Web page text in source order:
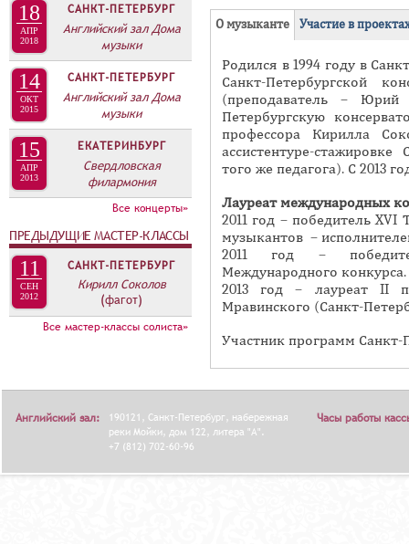
Г
Л
Д
О
П
Л
И
О музыканте(
а
к
т
и
в
н
а
я
в
к
л
а
д
а
)
Участие в
Родился в 1994 году в
Санкт-Петербургской
(преподаватель –
Петербургскую
профессора Кирилла
ассистентуре-
того же педагога). С 2013
Лауреат международных
2011 год – победитель
музыкантов –
2011 год –
Международного конкурса.
2013 год – лауреат II
Мравинского (Санкт-
Участник программ Санкт-
18
АПР
2018
САНКТ-ПЕТЕРБУРГ
Английский зал Дома
музыки
14
ОКТ
2015
САНКТ-ПЕТЕРБУРГ
Английский зал Дома
музыки
15
АПР
2013
ЕКАТЕРИНБУРГ
Свердловская
филармония
Все концерты»
ПРЕДЫДУЩИЕ МАСТЕР-КЛАССЫ
11
СЕН
2012
САНКТ-ПЕТЕРБУРГ
Кирилл Соколов
(фагот)
Все мастер-классы солиста»
Английский зал:
190121, Санкт-Петербург, набережная
реки Мойки, дом 122, литера "А".
+7 (812) 702-60-96
Часы работы